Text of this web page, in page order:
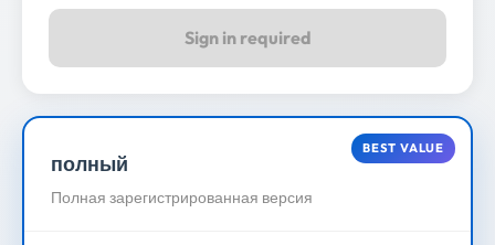
Sign in required
BEST VALUE
полный
Полная зарегистрированная версия